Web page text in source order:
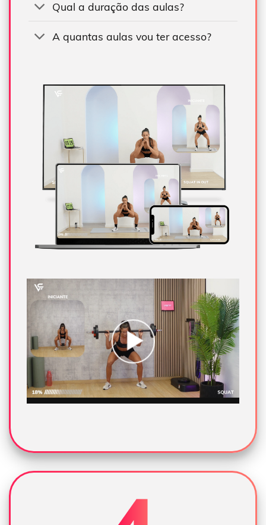
Qual a duração das aulas?
A quantas aulas vou ter acesso?